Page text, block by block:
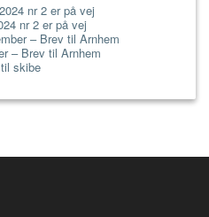
nr 2 er på vej
nr 2 er på vej
– Brev til Arnhem
– Brev til Arnhem
skibe